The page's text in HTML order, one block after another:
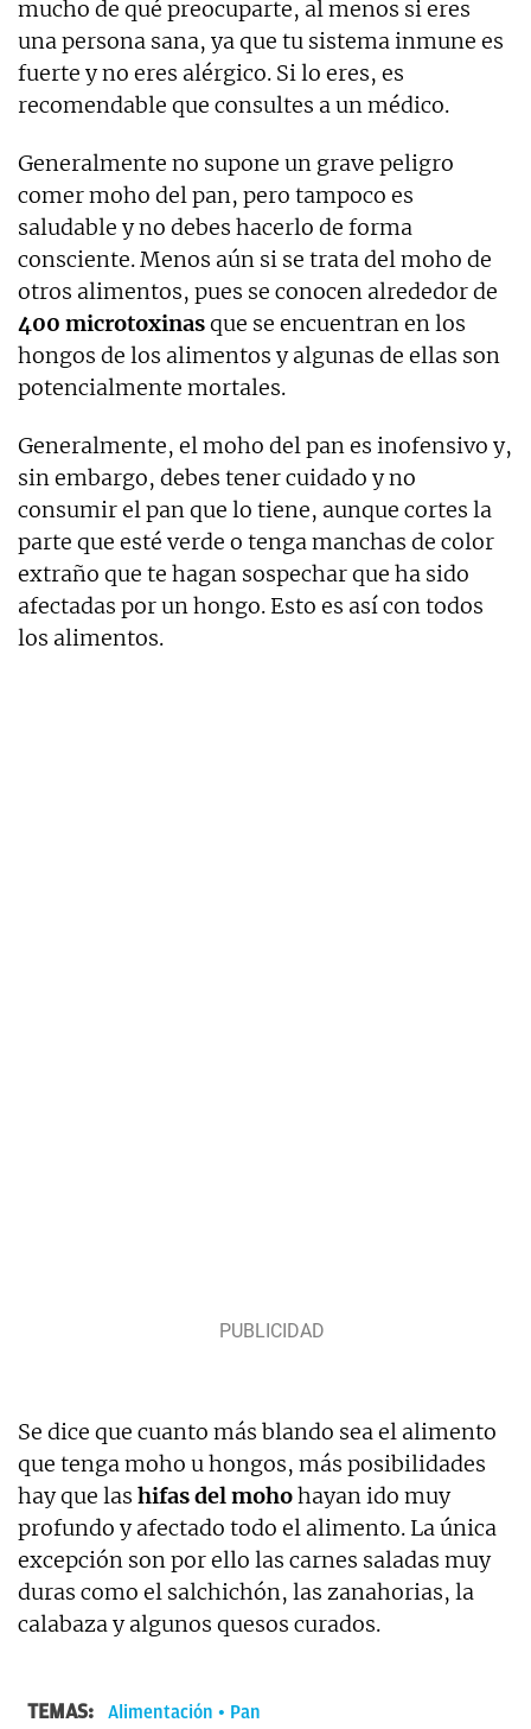
mucho de qué preocuparte, al menos si eres
una persona sana, ya que tu sistema inmune es
fuerte y no eres alérgico. Si lo eres, es
recomendable que consultes a un médico.
Generalmente no supone un grave peligro
comer moho del pan, pero tampoco es
saludable y no debes hacerlo de forma
consciente. Menos aún si se trata del moho de
otros alimentos, pues se conocen alrededor de
400 microtoxinasque se encuentran en los
hongos de los alimentos y algunas de ellas son
potencialmente mortales.
Generalmente, el moho del pan es inofensivo y,
sin embargo, debes tener cuidado y no
consumir el pan que lo tiene, aunque cortes la
parte que esté verde o tenga manchas de color
extraño que te hagan sospechar que ha sido
afectadas por un hongo. Esto es así con todos
los alimentos.
Se dice que cuanto más blando sea el alimento
que tenga moho u hongos, más posibilidades
hay que las hifas del mohohayan ido muy
profundo y afectado todo el alimento. La única
excepción son por ello las carnes saladas muy
duras como el salchichón, las zanahorias, la
calabaza y algunos quesos curados.
TEMAS: Alimentación Pan